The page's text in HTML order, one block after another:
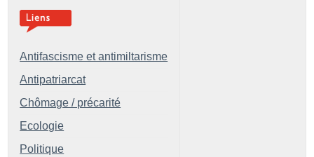
Antifascisme et antimiltarisme
Antipatriarcat
Chômage / précarité
Ecologie
Politique